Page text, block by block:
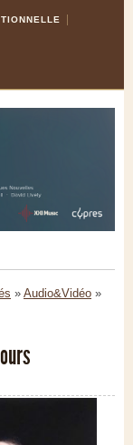
» Audio&Vidéo »